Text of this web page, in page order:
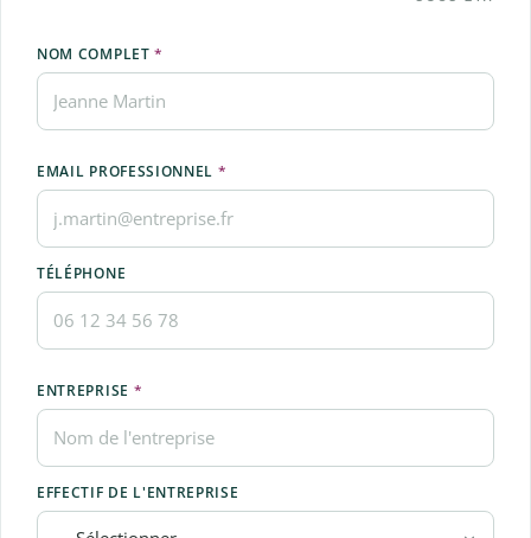
NOM COMPLET*
EMAIL PROFESSIONNEL *
TÉLÉPHONE
ENTREPRISE *
EFFECTIF DE L'ENTREPRISE